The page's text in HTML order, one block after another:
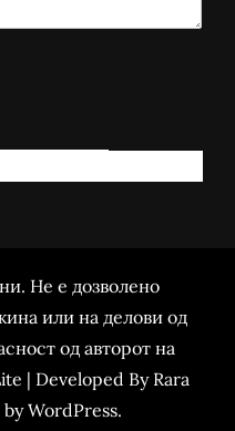
Не е дозволено
или на делови од
од авторот на
| Developed By Rara
byWordPress.